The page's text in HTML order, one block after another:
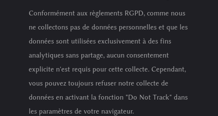
Conformément aux règlements RGPD, comme nous
ne collectons pas de données personnelles et que les
données sont utilisées exclusivement à des fins
analytiques sans partage, aucun consentement
explicite n'est requis pour cette collecte. Cependant,
vous pouvez toujours refuser notre collecte de
données en activant la fonction "Do Not Track" dans
les paramètres de votre navigateur.